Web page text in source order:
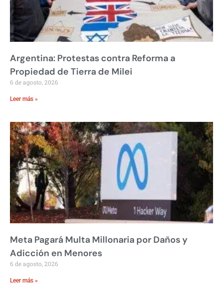
Argentina: Protestas contra Reforma a
Propiedad de Tierra de Milei
6 de agosto, 2026
Leer más »
Meta Pagará Multa Millonaria por Daños y
Adicción en Menores
6 de agosto, 2026
Leer más »